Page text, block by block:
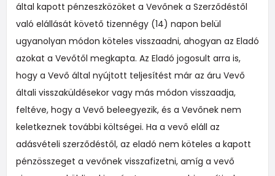
által kapott pénzeszközöket a Vevőnek a Szerződéstől
való elállását követő tizennégy (14) napon belül
ugyanolyan módon köteles visszaadni, ahogyan az Eladó
azokat a Vevőtől megkapta. Az Eladó jogosult arra is,
hogy a Vevő által nyújtott teljesítést már az áru Vevő
általi visszaküldésekor vagy más módon visszaadja,
feltéve, hogy a Vevő beleegyezik, és a Vevőnek nem
keletkeznek további költségei. Ha a vevő eláll az
adásvételi szerződéstől, az eladó nem köteles a kapott
pénzösszeget a vevőnek visszafizetni, amíg a vevő